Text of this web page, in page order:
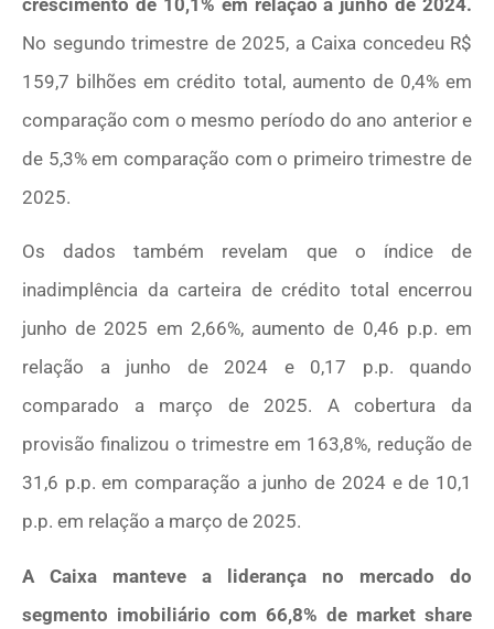
No segundo trimestre de 2025, a Caixa concedeu R$
159,7 bilhões em crédito total, aumento de 0,4% em
comparação com o mesmo período do ano anterior e
de 5,3% em comparação com o primeiro trimestre de
2025.
Os dados também revelam que o índice de
inadimplência da carteira de crédito total encerrou
junho de 2025 em 2,66%, aumento de 0,46 p.p. em
relação a junho de 2024 e 0,17 p.p. quando
comparado a março de 2025. A cobertura da
provisão finalizou o trimestre em 163,8%, redução de
31,6 p.p. em comparação a junho de 2024 e de 10,1
p.p. em relação a março de 2025.
A Caixa manteve a liderança no mercado do
segmento imobiliário com 66,8% de market share